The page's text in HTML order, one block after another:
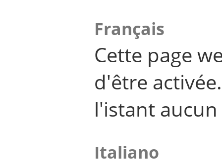
Français
Cette page
d'être
l'istant
Italiano